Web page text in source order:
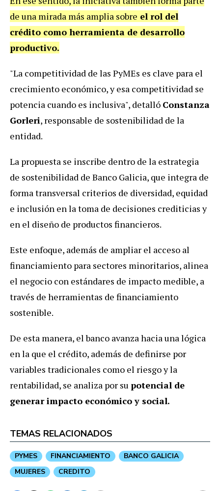
de una mirada más amplia sobre el rol del
crédito como herramienta de desarrollo
productivo.
"La competitividad de las PyMEs es clave para el
crecimiento económico, y esa competitividad se
potencia cuando es inclusiva", detalló Constanza
Gorleri, responsable de sostenibilidad de la
entidad.
La propuesta se inscribe dentro de la estrategia
de sostenibilidad de Banco Galicia, que integra de
forma transversal criterios de diversidad, equidad
e inclusión en la toma de decisiones crediticias y
en el diseño de productos financieros.
Este enfoque, además de ampliar el acceso al
financiamiento para sectores minoritarios, alinea
el negocio con estándares de impacto medible, a
través de herramientas de financiamiento
sostenible.
De esta manera, el banco avanza hacia una lógica
en la que el crédito, además de definirse por
variables tradicionales como el riesgo y la
rentabilidad, se analiza por su potencial de
generar impacto económico y social.
TEMAS RELACIONADOS
PYMES FINANCIAMIENTO
BANCO GALICIA
MUJERES
CREDITO